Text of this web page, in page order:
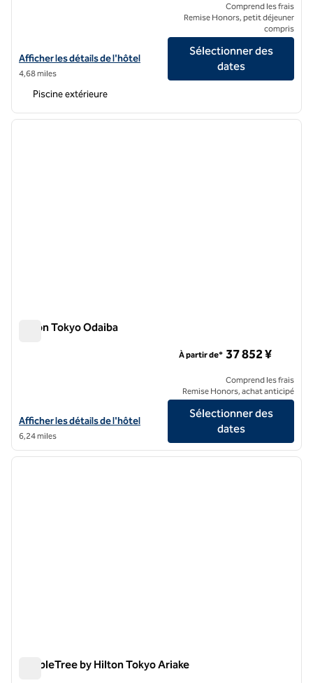
Afficher les détails de l'hôtel pour TAKANAWA HANAKOHRO, un
Afficher les détails de l'hôtel
4,68 miles
Comprend les frais
Remise Honors, petit déjeuner
compris
Sélectionner des
dates
Piscine extérieure
1 sur 12
Hilton Tokyo Odaiba
Afficher les détails de l'hôtel Hilton Tokyo Odaiba
Afficher les détails de l'hôtel
6,24 miles
À partir de* 37 852 ¥
Comprend les frais
Remise Honors, achat anticipé
Sélectionner des
dates
1/12
1 sur 12
DoubleTree by Hilton Tokyo Ariake